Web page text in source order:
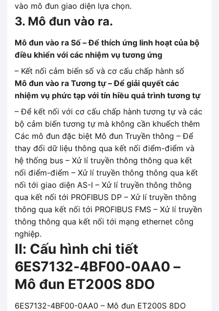
vào mô đun giao diện lựa chọn.
3. Mô đun vào ra.
Mô đun vào ra Số – Để thích ứng linh hoạt của bộ
điều khiển với các nhiệm vụ tương ứng
– Kết nối cảm biến số và cơ cấu chấp hành số
Mô đun vào ra Tương tự – Để giải quyết các
nhiệm vụ phức tạp với tín hiều quá trình tương tự
– Để kết nối với cơ cấu chấp hành tương tự và các
bộ cảm biến tương tự mà không cần khuếch thêm
Các mô đun đặc biệt Mô đun Truyền thông – Để
thay đổi dữ liệu thông qua kết nối điểm-điểm và
hệ thống bus – Xử lí truyền thông thông qua kết
nối điểm-điểm – Xử lí truyền thông thông qua kết
nối tới giao diện AS-I – Xử lí truyền thông thông
qua kết nối tới PROFIBUS DP – Xử lí truyền thông
thông qua kết nối tới PROFIBUS FMS – Xử lí truyền
thông thông qua kết nối tới mạng ethernet công
nghiệp.
II: Cấu hình chi tiết
6ES7132-4BF00-0AA0 –
Mô đun ET200S 8DO
6ES7132-4BF00-0AA0 – Mô đun ET200S 8DO